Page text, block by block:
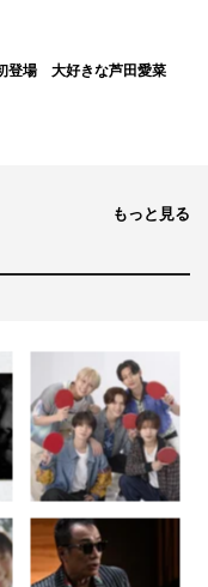
、今回出演するこ
。
が、かわいらしい面
なと思います。そん
感じています。
登場 大好きな芦田愛菜
もっと見る